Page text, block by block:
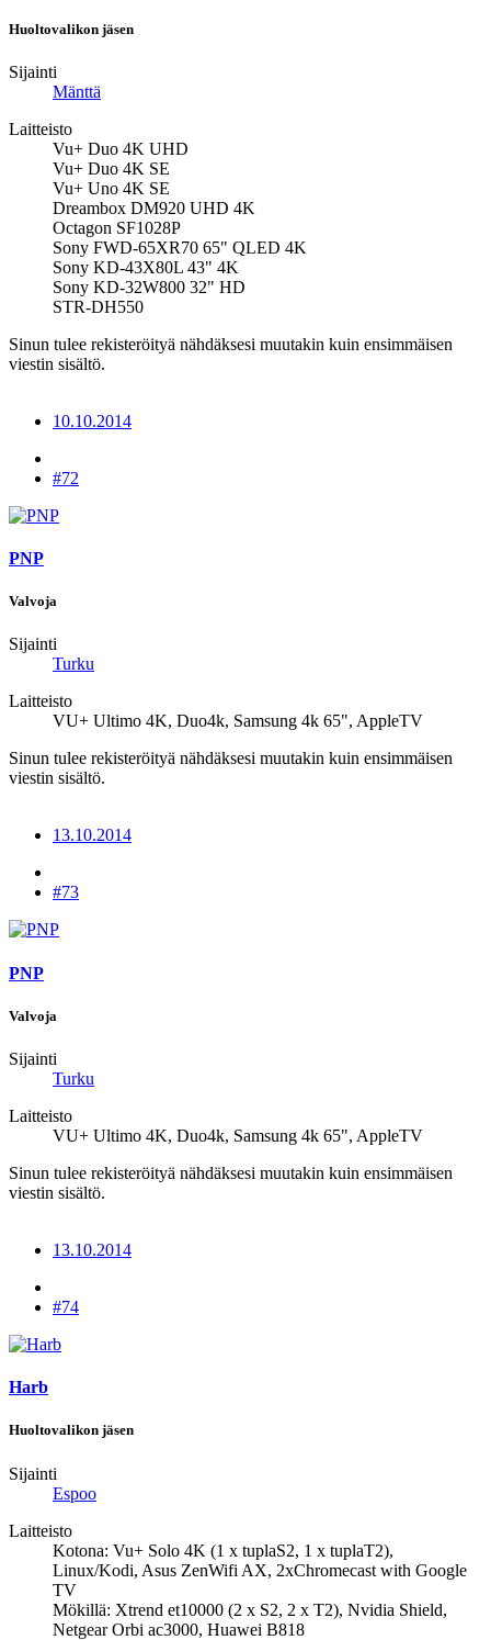
Huoltovalikon jäsen
Sijainti
Mänttä
Laitteisto
Vu+ Duo 4K UHD
Vu+ Duo 4K SE
Vu+ Uno 4K SE
Dreambox DM920 UHD 4K
Octagon SF1028P
Sony FWD-65XR70 65" QLED 4K
Sony KD-43X80L 43" 4K
Sony KD-32W800 32" HD
STR-DH550
Sinun tulee rekisteröityä nähdäksesi muutakin kuin ensimmäisen
viestin sisältö.
10.10.2014
#72
PNP
Valvoja
Sijainti
Turku
Laitteisto
VU+ Ultimo 4K, Duo4k, Samsung 4k 65", AppleTV
Sinun tulee rekisteröityä nähdäksesi muutakin kuin ensimmäisen
viestin sisältö.
13.10.2014
#73
PNP
Valvoja
Sijainti
Turku
Laitteisto
VU+ Ultimo 4K, Duo4k, Samsung 4k 65", AppleTV
Sinun tulee rekisteröityä nähdäksesi muutakin kuin ensimmäisen
viestin sisältö.
13.10.2014
#74
Harb
Huoltovalikon jäsen
Sijainti
Espoo
Laitteisto
Kotona: Vu+ Solo 4K (1 x tuplaS2, 1 x tuplaT2),
Linux/Kodi, Asus ZenWifi AX, 2xChromecast with Google
TV
Mökillä: Xtrend et10000 (2 x S2, 2 x T2), Nvidia Shield,
Netgear Orbi ac3000, Huawei B818